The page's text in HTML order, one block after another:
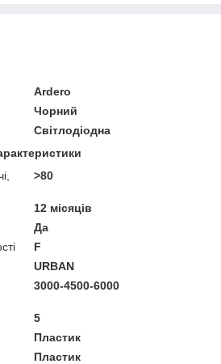
Ardero
Чорний
Світлодіодна
>80
12 місяців
Да
F
URBAN
3000-4500-6000
5
Пластик
Пластик